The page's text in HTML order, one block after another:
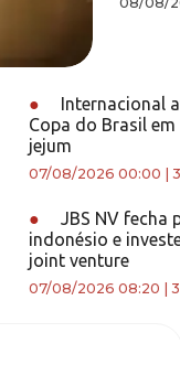
●
Internacional
Copa do Brasil
jejum
07/08/2026 00:00
●
JBS NV fecha
indonésio e
joint venture
07/08/2026 08:20